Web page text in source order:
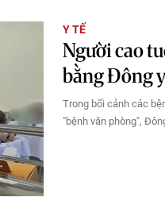
Y TẾ
Người cao
bằng Đông y
Trong bối cảnh các
"bệnh văn phòng",